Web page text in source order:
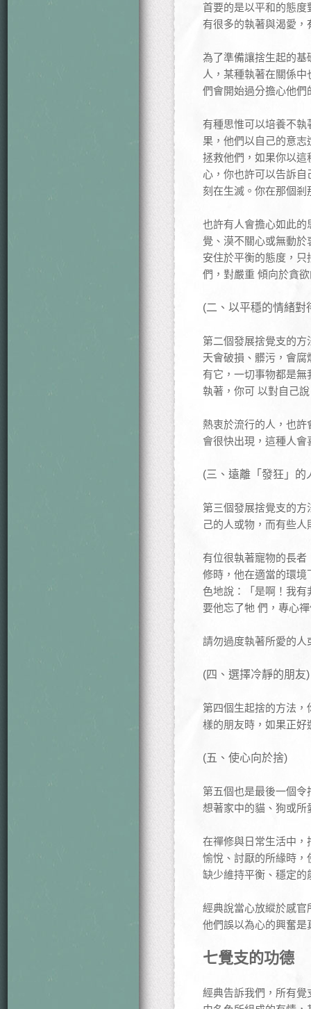
首要的是以平和的態
有很多的執著與渴愛
為了準備讓捨生起的
人，某種執著在關係
們會開始過分擔心他
有種思惟可以培養不
果，他們以自己的意
拯救他們，如果你以
心，你也許可以告訴
刻在生滅。你在那個
也許有人會擔心如此
覺、漠不關心或無動
安住於平衡的態度，
們，對嚴重 傾向於貪
(二、以平穩的情緒對
第二個發展捨覺支的
天會破損、髒污，會
有它，一切事物都是
執著，你可 以對自己
熱衷於流行的人，也
會很快出現，這種人
(三、遠離「發狂」的
第三個發展捨覺支的
己的人或物，而有些
有位很執著寵物的長
修時，他在適當的環
色地說：「是啊！我
要他忘了牠 們，專心
請勿過度執著所愛的
(四、選擇冷靜的朋友)
第四個生起捨的方法
樣的朋友時，如果正
(五、使心向於捨)
第五個也是最後一個
想著家中的貓、狗或
在禪修與日常生活中
愉悅、討厭的所緣時
缺少維持平衡、穩定
經典說當心放縱於感
他們誤以為心的興奮
七覺支的功德
經典告訴我們，所有